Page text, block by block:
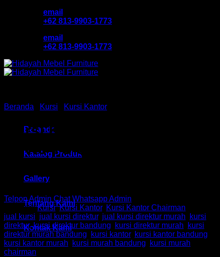
email
+62 813-9903-1773
email
+62 813-9903-1773
Beranda
Katalog Produk
Gallery
Tentang Kami
Kontak Kami
Beranda Kursi Kursi Kantor
Kursi Kantor Chair HM
Envio TS 01503 Bandung
Telpon Admin Chat Whatsapp Admin
Kategori:Kursi,Kursi Kantor, Kursi Kantor Chairman
jual kursi jual kursi direktur, jual kursi direktur murah
kursi
direktur,kursi direktur bandung kursi direktur murah
kursi
direktur murah bandung
kursi kantor, kursi kantor bandung
kursi kantor murah
kursi murah bandung
kursi murah
chairman